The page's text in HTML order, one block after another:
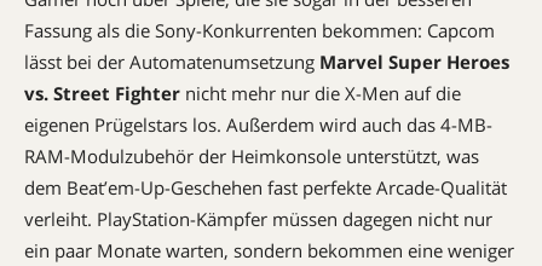
Fassung als die Sony-Konkurrenten bekommen: Capcom
lässt bei der Automatenumsetzung Marvel Super Heroes
vs. Street Fighter nicht mehr nur die X-Men auf die
eigenen Prügelstars los. Außerdem wird auch das 4-MB-
RAM-Modulzubehör der Heimkonsole unterstützt, was
dem Beat’em-Up-Geschehen fast perfekte Arcade-Qualität
verleiht. PlayStation-Kämpfer müssen dagegen nicht nur
ein paar Monate warten, sondern bekommen eine weniger